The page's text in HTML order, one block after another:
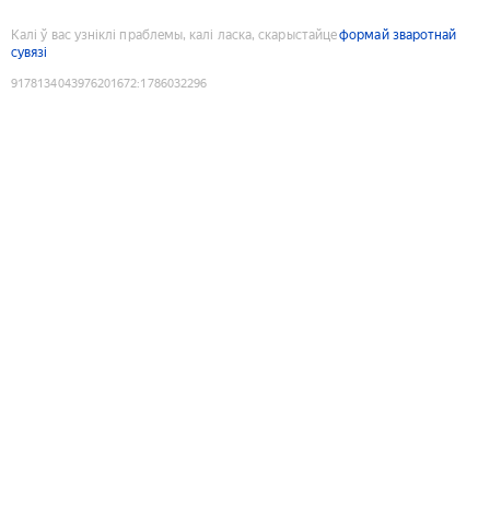
Калі ў вас узніклі праблемы, калі ласка, скарыстайцеформай зваротнай
сувязі
9178134043976201672:1786032296